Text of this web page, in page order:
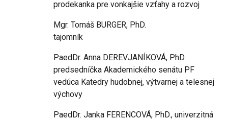
prodekanka pre vonkajšie vzťahy a rozvoj
Mgr. Tomáš BURGER, PhD.
tajomník
PaedDr. Anna DEREVJANÍKOVÁ, PhD.
predsedníčka Akademického senátu PF
vedúca Katedry hudobnej, výtvarnej a telesnej
výchovy
PaedDr. Janka FERENCOVÁ, PhD., univerzitná